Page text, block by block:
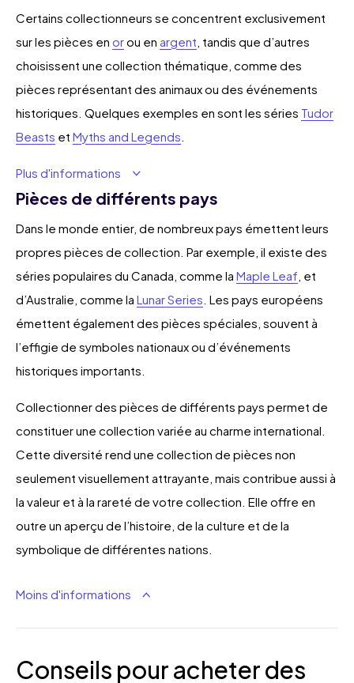
Certains collectionneurs se concentrent exclusivement
sur les pièces en orou en argent, tandis que d’autres
choisissent une collection thématique, comme des
pièces représentant des animaux ou des événements
historiques. Quelques exemples en sont les séries Tudor
Beasts et Myths and Legends.
Plus d'informations
Pièces de différents pays
Dans le monde entier, de nombreux pays émettent leurs
propres pièces de collection. Par exemple, il existe des
séries populaires du Canada, comme la Maple Leaf, et
d’Australie, comme la Lunar Series. Les pays européens
émettent également des pièces spéciales, souvent à
l’effigie de symboles nationaux ou d’événements
historiques importants.
Collectionner des pièces de différents pays permet de
constituer une collection variée au charme international.
Cette diversité rend une collection de pièces non
seulement visuellement attrayante, mais contribue aussi à
la valeur et à la rareté de votre collection. Elle offre en
outre un aperçu de l’histoire, de la culture et de la
symbolique de différentes nations.
Moins d'informations
Conseils pour acheter des